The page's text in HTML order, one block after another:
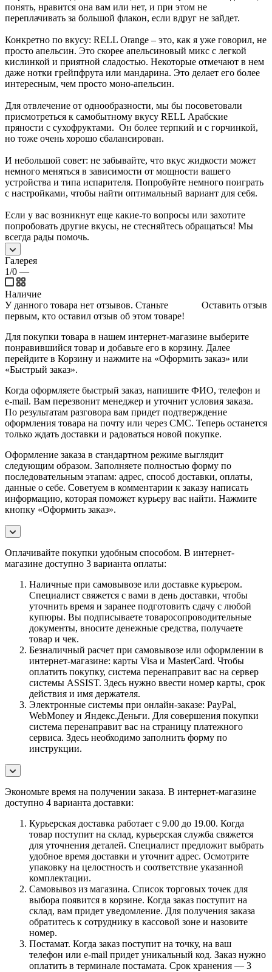
понять, нравится она вам или нет, и при этом не
переплачивать за большой флакон, если вдруг не зайдет.
Конкретно по вкусу: RELL Orange – это, как я уже говорил, не
просто апельсин. Это скорее апельсиновый микс с легкой
кислинкой и приятной сладостью. Некоторые отмечают в нем
даже нотки грейпфрута или мандарина. Это делает его более
интересным, чем просто моно-апельсин.
Для отвлечение от однообразности, мы бы посоветовали
присмотреться к самобытному вкусу RELL Арабские
пряности с сухофруктами. Он более терпкий и с горчинкой,
но тоже очень хорошо сбалансирован.
И небольшой совет: не забывайте, что вкус жидкости может
немного меняться в зависимости от мощности вашего
устройства и типа испарителя. Попробуйте немного поиграть
с настройками, чтобы найти оптимальный вариант для себя.
Если у вас возникнут еще какие-то вопросы или захотите
попробовать другие вкусы, не стесняйтесь обращаться! Мы
всегда рады помочь.
Галерея
1/0 —
Наличие
Оставить отзыв
У данного товара нет отзывов. Станьте
первым, кто оставил отзыв об этом товаре!
Для покупки товара в нашем интернет-магазине выберите
понравившийся товар и добавьте его в корзину. Далее
перейдите в Корзину и нажмите на «Оформить заказ» или
«Быстрый заказ».
Когда оформляете быстрый заказ, напишите ФИО, телефон и
e-mail. Вам перезвонит менеджер и уточнит условия заказа.
По результатам разговора вам придет подтверждение
оформления товара на почту или через СМС. Теперь останется
только ждать доставки и радоваться новой покупке.
Оформление заказа в стандартном режиме выглядит
следующим образом. Заполняете полностью форму по
последовательным этапам: адрес, способ доставки, оплаты,
данные о себе. Советуем в комментарии к заказу написать
информацию, которая поможет курьеру вас найти. Нажмите
кнопку «Оформить заказ».
Оплачивайте покупки удобным способом. В интернет-
магазине доступно 3 варианта оплаты:
Наличные при самовывозе или доставке курьером.
Специалист свяжется с вами в день доставки, чтобы
уточнить время и заранее подготовить сдачу с любой
купюры. Вы подписываете товаросопроводительные
документы, вносите денежные средства, получаете
товар и чек.
Безналичный расчет при самовывозе или оформлении в
интернет-магазине: карты Visa и MasterCard. Чтобы
оплатить покупку, система перенаправит вас на сервер
системы ASSIST. Здесь нужно ввести номер карты, срок
действия и имя держателя.
Электронные системы при онлайн-заказе: PayPal,
WebMoney и Яндекс.Деньги. Для совершения покупки
система перенаправит вас на страницу платежного
сервиса. Здесь необходимо заполнить форму по
инструкции.
Экономьте время на получении заказа. В интернет-магазине
доступно 4 варианта доставки:
Курьерская доставка работает с 9.00 до 19.00. Когда
товар поступит на склад, курьерская служба свяжется
для уточнения деталей. Специалист предложит выбрать
удобное время доставки и уточнит адрес. Осмотрите
упаковку на целостность и соответствие указанной
комплектации.
Самовывоз из магазина. Список торговых точек для
выбора появится в корзине. Когда заказ поступит на
склад, вам придет уведомление. Для получения заказа
обратитесь к сотруднику в кассовой зоне и назовите
номер.
Постамат. Когда заказ поступит на точку, на ваш
телефон или e-mail придет уникальный код. Заказ нужно
оплатить в терминале постамата. Срок хранения — 3